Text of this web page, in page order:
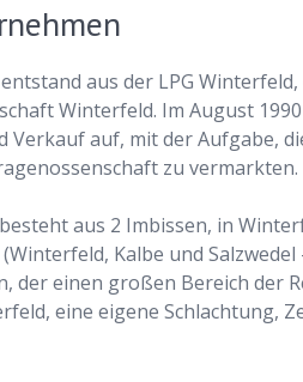
aus der LPG
Winterfeld. Im August
Verkauf auf, mit der Aufgabe,
zu vermarkten.
aus 2 Imbissen, in
Kalbe und Salzwedel
der einen großen Bereich der
eine eigene Schlachtung,